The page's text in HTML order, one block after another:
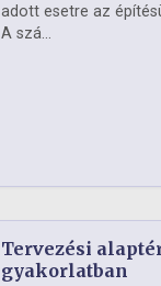
adott esetre az
A szá...
Tervezési
gyakorlatban